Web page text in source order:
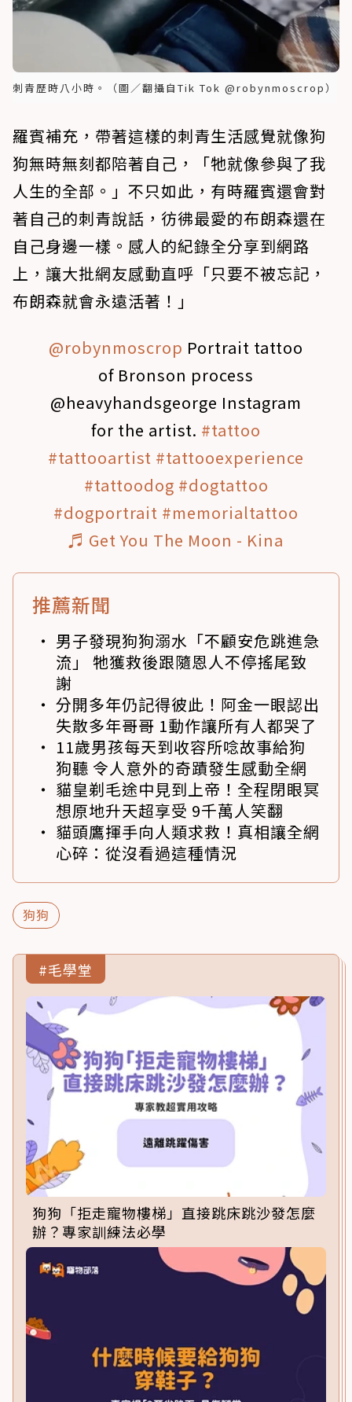
刺青歷時八小時。（圖／翻攝自Tik Tok @robynmoscrop）
羅賓補充，帶著這樣的刺青生活感覺就像狗
狗無時無刻都陪著自己，「牠就像參與了我
人生的全部。」不只如此，有時羅賓還會對
著自己的刺青說話，彷彿最愛的布朗森還在
自己身邊一樣。感人的紀錄全分享到網路
上，讓大批網友感動直呼「只要不被忘記，
布朗森就會永遠活著！」
@robynmoscrop Portrait tattoo
of Bronson process
@heavyhandsgeorge Instagram
for the artist. #tattoo
#tattooartist #tattooexperience
#tattoodog #dogtattoo
#dogportrait #memorialtattoo
♬ Get You The Moon - Kina
推薦新聞
男子發現狗狗溺水「不顧安危跳進急
流」 牠獲救後跟隨恩人不停搖尾致
謝
分開多年仍記得彼此！阿金一眼認出
失散多年哥哥 1動作讓所有人都哭了
11歲男孩每天到收容所唸故事給狗
狗聽 令人意外的奇蹟發生感動全網
貓皇剃毛途中見到上帝！全程閉眼冥
想原地升天超享受 9千萬人笑翻
貓頭鷹揮手向人類求救！真相讓全網
心碎：從沒看過這種情況
狗狗
#毛學堂
狗狗「拒走寵物樓梯」直接跳床跳沙發怎麼
辦？專家訓練法必學